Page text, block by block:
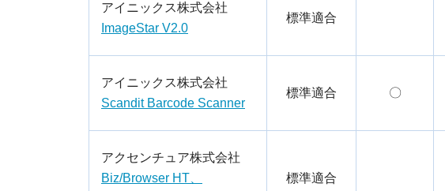
任意項目数
・1次元、2次元シンボル、GS1 Databar Composite、郵便コ
・iOS、Android、Windows、Linuxに対応
・各国の郵便事業、軽貨物輸送、医療、流通など大手企業
アイニックス株式会社
ImageStar V2.0
標準適合
任意項目数
イメージスキャナやカメラで取得したバーコードイメージ
複数枚数や１つのシートに複数シンボルの読み取りが可能で
アイニックス株式会社
Scandit Barcode Scanner
標準適合 〇
任意項目数
Scandit Barcode Scannerは、スマホやタブレットなどのス
トウェアです。
アクセンチュア株式会社
Biz/Browser HT、
標準適合